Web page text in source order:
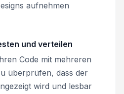
aufnehmen
und verteilen
Code mit mehreren
überprüfen, dass der
wird und lesbar